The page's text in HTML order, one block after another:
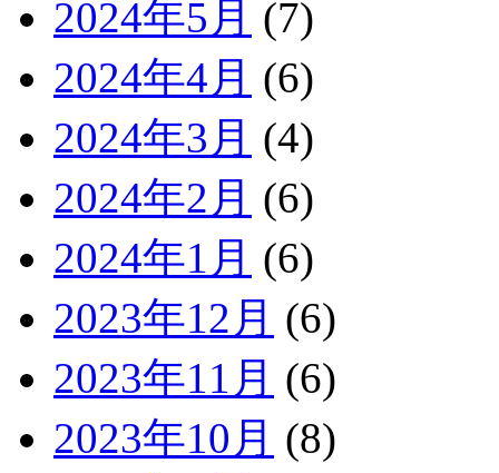
2024年5月 (7)
2024年4月 (6)
2024年3月 (4)
2024年2月 (6)
2024年1月 (6)
2023年12月 (6)
2023年11月 (6)
2023年10月 (8)